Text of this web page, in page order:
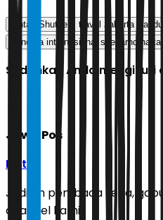
Lintas Shuttle
travel Jakarta
bandara internasional soekarno hatta
Sudahkah Anda
Jawa Pos
Ikuti
Jadilah pembaca setia,
channel kami!